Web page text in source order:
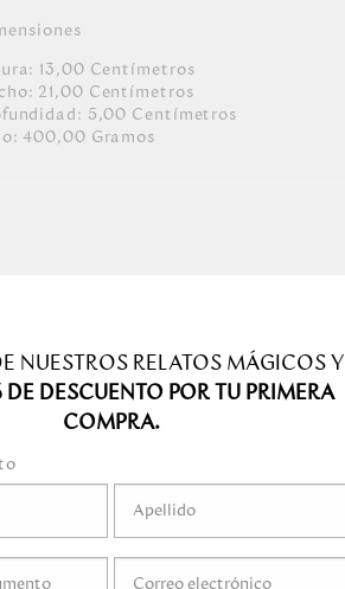
13,00 Centímetros
21,00 Centímetros
5,00 Centímetros
400,00 Gramos
NUESTROS RELATOS MÁGICOS Y
DE DESCUENTO POR TU PRIMERA
COMPRA.